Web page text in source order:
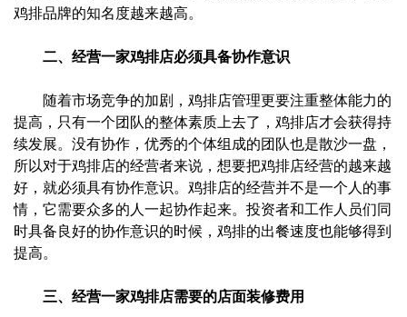
鸡排品牌的知名度越来越高。
二、经营一家鸡排店必须具备协作意识
随着市场竞争的加剧，鸡排店管理更要注重整体能力的
提高，只有一个团队的整体素质上去了，鸡排店才会获得持
续发展。没有协作，优秀的个体组成的团队也是散沙一盘，
所以对于鸡排店的经营者来说，想要把鸡排店经营的越来越
好，就必须具有协作意识。鸡排店的经营并不是一个人的事
情，它需要众多的人一起协作起来。投资者和工作人员们同
时具备良好的协作意识的时候，鸡排的出餐速度也能够得到
提高。
三、经营一家鸡排店需要的店面装修费用